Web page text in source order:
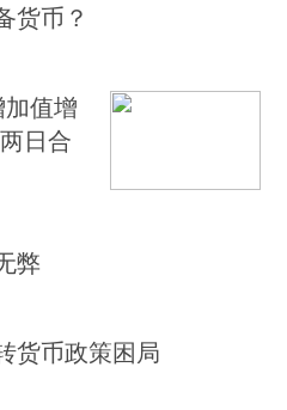
货币？
值增
日合
弊
货币政策困局